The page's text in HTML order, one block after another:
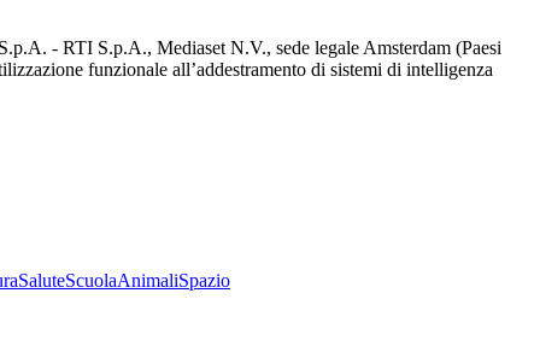
- RTI S.p.A., Mediaset N.V., sede legale Amsterdam (Paesi
funzionale all’addestramento di sistemi di intelligenza
SaluteScuolaAnimaliSpazio